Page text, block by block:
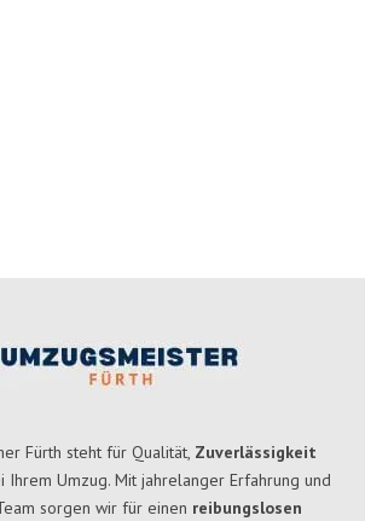
Fürth steht für Qualität, Zuverlässigkeit
Ihrem Umzug. Mit jahrelanger Erfahrung und
sorgen wir für einen reibungslosen